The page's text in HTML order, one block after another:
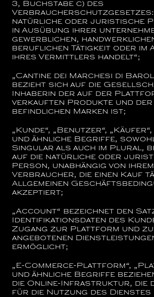
3, Buchstabe c) des
Verbraucherschutzgesetzes:
natürliche oder juristische
in Ausübung ihrer
gewerblichen,
beruflichen Tätigkeit oder im
ihres Vermittlers handelt“;
„Cantine dei Marchesi di
bezieht sich auf die
Inhaberin der auf der
verkauften Produkte und
befindlichen Marken ist;
„Kunde“, „Benutzer“, „Käufer“,
und ähnliche Begriffe,
Singular als auch im Plural,
auf die natürliche oder
Person, unabhängig von
Verbraucher, die einen Kauf
Allgemeinen
akzeptiert;
„Account“ bezeichnet den
Identifikationsdaten des
Zugang zur Plattform und zu
angebotenen
ermöglicht;
„E-Commerce-Plattform“,
und ähnliche Begriffe
die Online-Infrastruktur, die
für die Nutzung des Dienstes